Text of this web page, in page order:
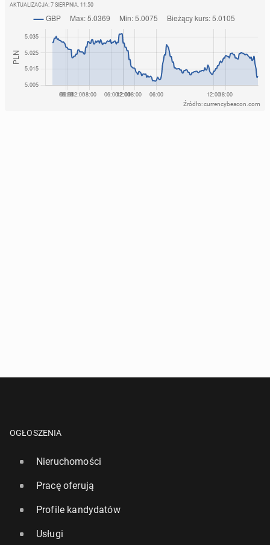
AKTUALIZACJA: 7 SIERPNIA, 11:50
Źródło: currencybeacon.com
OGŁOSZENIA
Nieruchomości
Pracę oferują
Profile kandydatów
Usługi